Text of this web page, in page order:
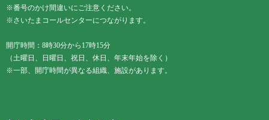
※番号のかけ間違いにご注意ください。
※さいたまコールセンターにつながります。
開庁時間：8時30分から17時15分
（土曜日、日曜日、祝日、休日、年末年始を除く）
※一部、開庁時間が異なる組織、施設があります。